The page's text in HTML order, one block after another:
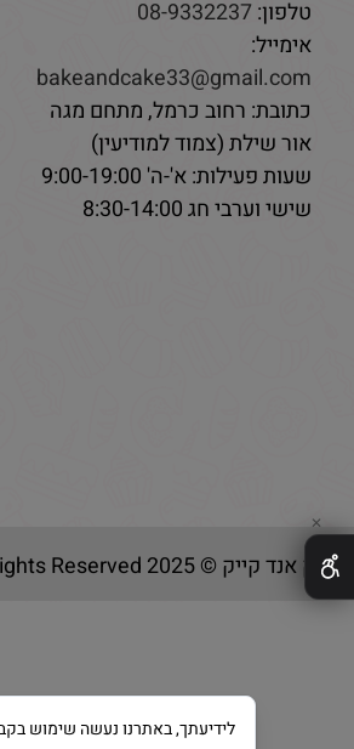
טלפון:08-9332237
אימייל:
bakeandcake33@gmail.com
כתובת: רחוב כרמל, מתחם מגה
אור שילת (צמוד למודיעין)
שעות פעילות: א'-ה' 9:00-19:00
שישי וערבי חג 8:30-14:00
בייק אנד קייק © 2025 All Rights Reserved
✕